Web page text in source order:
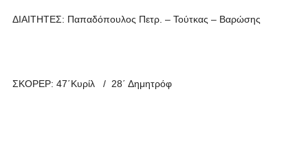
ΔΙΑΙΤΗΤΕΣ: Παπαδόπουλος Πετρ. – Τούτκας – Βαρώσης
ΣΚΟΡΕΡ: 47΄Κυρίλ / 28΄ Δημητρόφ